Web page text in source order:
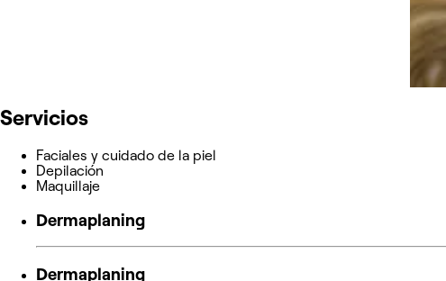
Servicios
Faciales y cuidado de la piel
Depilación
Maquillaje
Dermaplaning
Dermaplaning